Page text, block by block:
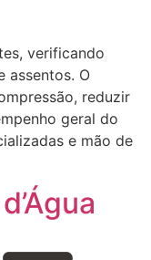
verificando
assentos. O
reduzir
geral do
e mão de